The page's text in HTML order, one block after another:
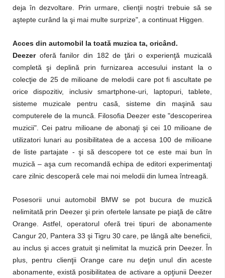
deja în dezvoltare. Prin urmare, clienţii noştri trebuie să se
aştepte curând la şi mai multe surprize", a continuat Higgen.
Acces din automobil la toată muzica ta, oricând.
Deezeroferă fanilor din 182 de ţări o experienţă muzicală
completă şi deplină prin furnizarea accesului instant la o
colecţie de 25 de milioane de melodii care pot fi ascultate pe
orice dispozitiv, inclusiv smartphone-uri, laptopuri, tablete,
sisteme muzicale pentru casă, sisteme din maşină sau
computerele de la muncă. Filosofia Deezer este "descoperirea
muzicii". Cei patru milioane de abonaţi şi cei 10 milioane de
utilizatori lunari au posibilitatea de a accesa 100 de milioane
de liste partajate - şi să descopere tot ce este mai bun în
muzică – aşa cum recomandă echipa de editori experimentaţi
care zilnic descoperă cele mai noi melodii din lumea întreagă.
Posesorii unui automobil BMW se pot bucura de muzică
nelimitată prin Deezer şi prin ofertele lansate pe piaţă de către
Orange. Astfel, operatorul oferă trei tipuri de abonamente
Cangur 20, Pantera 33 şi Tigru 30 care, pe lângă alte beneficii,
au inclus şi acces gratuit şi nelimitat la muzică prin Deezer. În
plus, pentru clienţii Orange care nu deţin unul din aceste
abonamente, există posibilitatea de activare a opţiunii Deezer